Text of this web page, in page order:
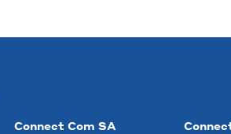
Connect Com SA